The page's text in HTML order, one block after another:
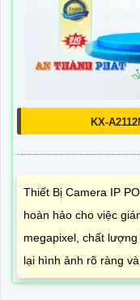
xuất chất lượng, đem
khả năng xem ban
tích hợp...